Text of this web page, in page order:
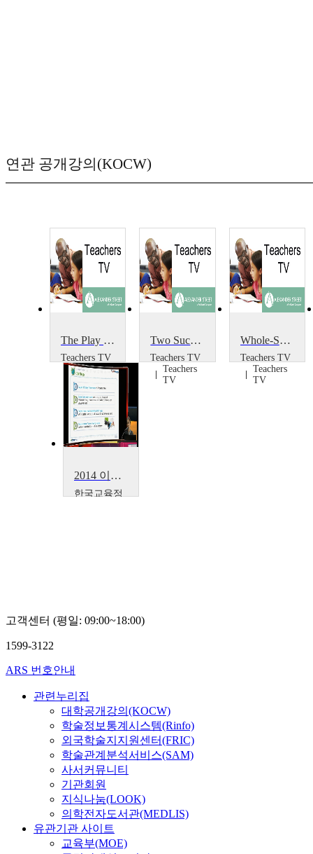
연관 공개강의(KOCW)
The Play Project
Teachers TV
Teachers
TV
Two Successful Projects
Teachers TV
Teachers
TV
Whole-School Portrait Project
Teachers TV
Teachers
TV
2014 이러닝 국제 콘퍼런스 : What is the Lessons from Education Support Project~
한국교육정
고객센터 (평일: 09:00~18:00)
1599-3122
ARS 번호안내
관련누리집
대학공개강의(KOCW)
학술정보통계시스템(Rinfo)
외국학술지지원센터(FRIC)
학술관계분석서비스(SAM)
사서커뮤니티
기관회원
지식나눔(LOOK)
의학전자도서관(MEDLIS)
유관기관 사이트
교육부(MOE)